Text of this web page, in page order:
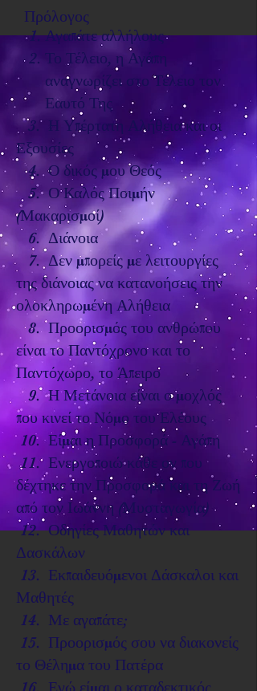
Πρόλογος
Αγαπάτε αλλήλους
Το Τέλειο, η Αγάπη
αναγνωρίζει στο Τέλειο τον
Εαυτό Της
3. Η Υπέρτατη Αλήθεια και οι
Εξουσίες
4. Ο δικός μου Θεός
5. Ο Καλός Ποιμήν
(Μακαρισμοί)
6. Διάνοια
7. Δεν μπορείς με λειτουργίες
της διάνοιας να κατανοήσεις την
ολοκληρωμένη Αλήθεια
8. Προορισμός του ανθρώπου
είναι το Παντόχρονο και το
Παντόχωρο, το Άπειρο
9. Η Μετάνοια είναι ο μοχλός
που κινεί το Νόμο του Ελέους
10. Είμαι η Προσφορά - Αγάπη
11. Ενεργοποιώ κάθε ον που
δέχτηκε την Προσφορά και τη Ζωή
από τον Ιωάννη (Μυσταγωγία)
12. Οδηγίες Μαθητών και
Δασκάλων
13. Εκπαιδευόμενοι Δάσκαλοι και
Μαθητές
14. Με αγαπάτε;
15. Προορισμός σου να διακονείς
το Θέλημα του Πατέρα